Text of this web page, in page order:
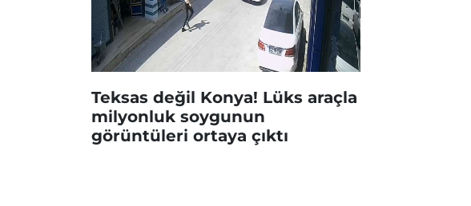
Teksas değil Konya! Lüks araçla
milyonluk soygunun
görüntüleri ortaya çıktı